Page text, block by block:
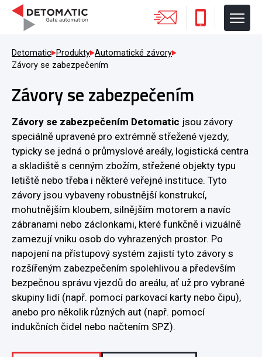
Detomatic Produkty Automatické závory
Závory se zabezpečením
Závory se zabezpečením
Závory se zabezpečením Detomatic jsou závory
speciálně upravené pro extrémně střežené vjezdy,
typicky se jedná o průmyslové areály, logistická centra
a skladiště s cenným zbožím, střežené objekty typu
letiště nebo třeba i některé veřejné instituce. Tyto
závory jsou vybaveny robustnější konstrukcí,
mohutnějším kloubem, silnějším motorem a navíc
zábranami nebo záclonkami, které funkčně i vizuálně
zamezují vniku osob do vyhrazených prostor. Po
napojení na přístupový systém zajistí tyto závory s
rozšířeným zabezpečením spolehlivou a především
bezpečnou správu vjezdů do areálu, ať už pro vybrané
skupiny lidí (např. pomocí parkovací karty nebo čipu),
anebo pro několik různých aut (např. pomocí
indukčních čidel nebo načtením SPZ).